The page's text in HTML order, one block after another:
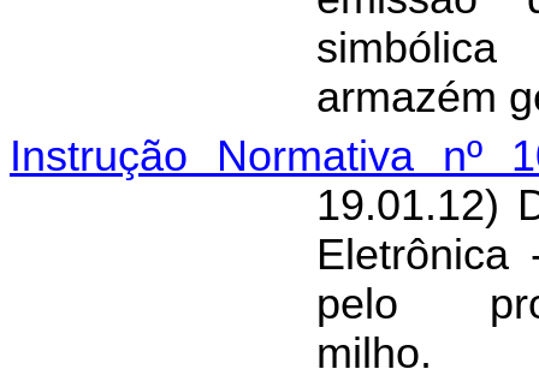
armazém
Instrução Normativa nº
19.01.12)
pelo
milho.